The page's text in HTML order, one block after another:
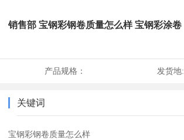
销售部 宝钢彩钢卷质量怎么样 宝钢彩涂卷
产品规格： 发货地:
关键词
宝钢彩钢卷质量怎么样